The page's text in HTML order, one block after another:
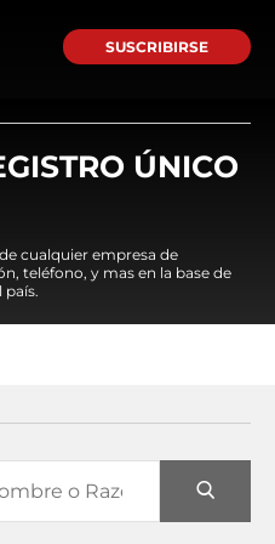
SUSCRIBIRSE
ÚNICO
cualquier empresa de
teléfono, y mas en la base de
país.